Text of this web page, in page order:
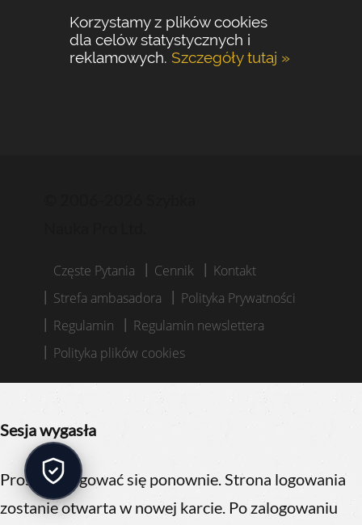
Korzystamy z plików cookies
dla celów statystycznych i
reklamowych. Szczegóły tutaj »
Częste Pytania Cennik
Kontakt
Strefa ambasadora
Polityka Prywatności
Regulamin
Regulamin newslettera
Polityka plików cookies
Sesja wygasła
Proszę zalogować się ponownie.Strona logowania
zostanie otwarta w nowej karcie. Po zalogowaniu